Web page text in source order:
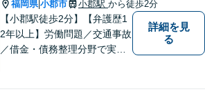
可】
福岡県|小郡市 小郡駅 から徒歩2分
【小郡駅徒歩2分】【弁護歴1
2年以上】労働問題／交通事故
／借金・債務整理分野で実績
詳細を見
る